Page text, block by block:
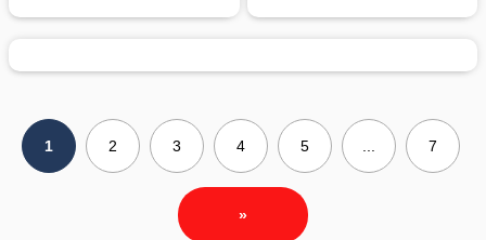
1 2 3 4 5 7
»